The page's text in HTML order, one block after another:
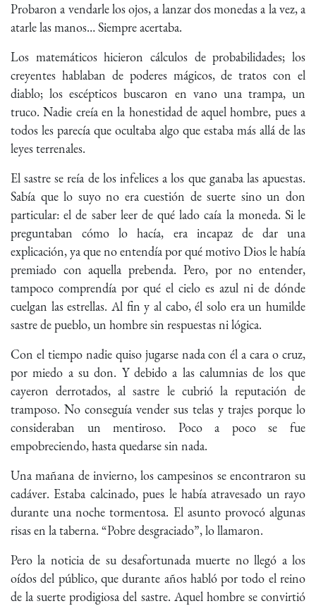
Probaron a vendarle los ojos, a lanzar dos monedas a la vez, a
atarle las manos… Siempre acertaba.
Los matemáticos hicieron cálculos de probabilidades; los
creyentes hablaban de poderes mágicos, de tratos con el
diablo; los escépticos buscaron en vano una trampa, un
truco. Nadie creía en la honestidad de aquel hombre, pues a
todos les parecía que ocultaba algo que estaba más allá de las
leyes terrenales.
El sastre se reía de los infelices a los que ganaba las apuestas.
Sabía que lo suyo no era cuestión de suerte sino un don
particular: el de saber leer de qué lado caía la moneda. Si le
preguntaban cómo lo hacía, era incapaz de dar una
explicación, ya que no entendía por qué motivo Dios le había
premiado con aquella prebenda. Pero, por no entender,
tampoco comprendía por qué el cielo es azul ni de dónde
cuelgan las estrellas. Al fin y al cabo, él solo era un humilde
sastre de pueblo, un hombre sin respuestas ni lógica.
Con el tiempo nadie quiso jugarse nada con él a cara o cruz,
por miedo a su don. Y debido a las calumnias de los que
cayeron derrotados, al sastre le cubrió la reputación de
tramposo. No conseguía vender sus telas y trajes porque lo
consideraban un mentiroso. Poco a poco se fue
empobreciendo, hasta quedarse sin nada.
Una mañana de invierno, los campesinos se encontraron su
cadáver. Estaba calcinado, pues le había atravesado un rayo
durante una noche tormentosa. El asunto provocó algunas
risas en la taberna. “Pobre desgraciado”, lo llamaron.
Pero la noticia de su desafortunada muerte no llegó a los
oídos del público, que durante años habló por todo el reino
de la suerte prodigiosa del sastre. Aquel hombre se convirtió